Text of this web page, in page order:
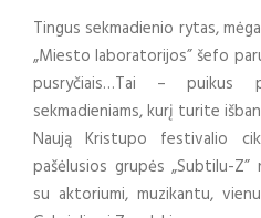
Tingus sekmadienio rytas,
„Miesto laboratorijos” šefo
pusryčiais…Tai – puikus
sekmadieniams, kurį turite
Naują Kristupo festivalio
pašėlusios grupės „Subtilu-
su aktoriumi, muzikantu,